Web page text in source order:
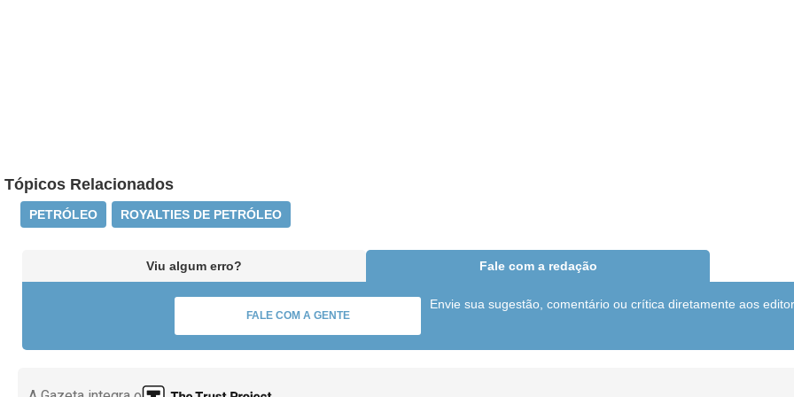
Tópicos Relacionados
PETRÓLEO ROYALTIES DE PETRÓLEO
Viu algum erro? Fale com a redação
FALE COM A GENTE
Envie sua sugestão, comentário ou crítica diretamente aos